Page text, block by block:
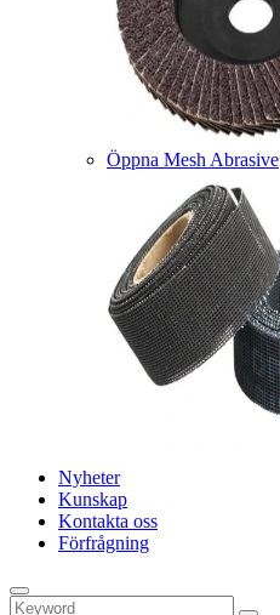
Öppna Mesh Abrasive
Nyheter
Kunskap
Kontakta oss
Förfrågning